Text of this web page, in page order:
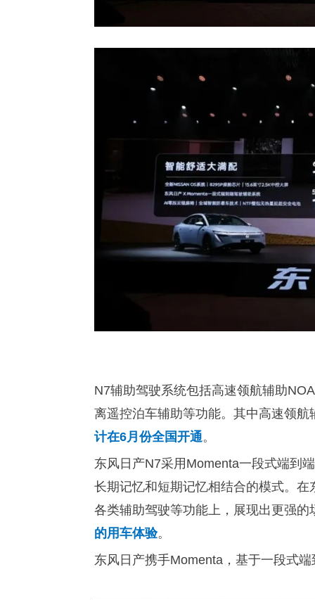
N7辅助驾驶系统包括高速领航辅助
离遥控泊车辅助等功能。其中高速领航
计在6月份全国开通。
东风日产N7采用Momenta一段式端到
长期记忆和短期记忆相结合的模式。
各类辅助驾驶等功能上，展现出更强
的用车体验。
东风日产携手Momenta，基于一段式